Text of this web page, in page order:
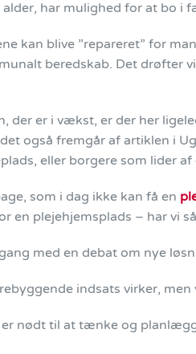
har mulighed for at bo i
kan blive ”repareret” for
beredskab. Det drøfter
er i vækst, er der her
også fremgår af artiklen i
eller borgere som lider
som i dag ikke kan få en
en plejehjemsplads – har vi
med en debat om nye
indsats virker,
nødt til at tænke og